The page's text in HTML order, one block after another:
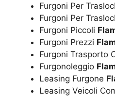
Furgoni Per
Furgoni Per
Furgoni Piccoli
Furgoni Prezzi
Furgoni Trasporto
Furgonoleggio
Leasing Furgone
Leasing Veicoli